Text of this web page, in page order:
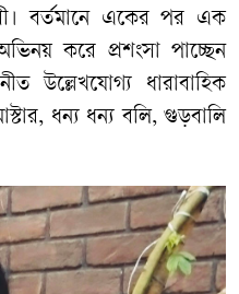
বর্তমানে একের পর এক
করে প্রশংসা পাচ্ছেন
উল্লেখযোগ্য ধারাবাহিক
ধন্য ধন্য বলি, গুড়বালি